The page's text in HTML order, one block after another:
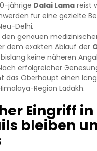
jährige Dalai Lamareist
für eine gezielte
Delhi.
genauen
dem exakten Ablauf der
keine näheren
erfolgreicher
das Oberhaupt einen
Region Ladakh.
Eingriff
bleiben